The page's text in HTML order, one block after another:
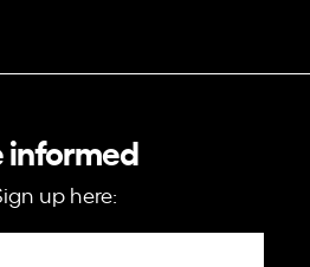
informed
up here: